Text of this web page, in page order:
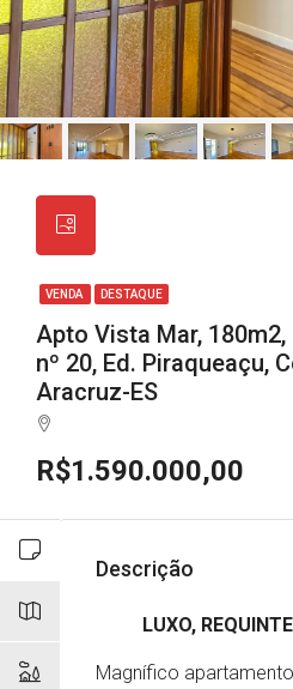
VENDA DESTAQUE
Apto Vista Mar,
nº 20, Ed. Piraqueaçu,
Aracruz-ES
R$1.590.000,00
Descrição
LUXO,
Magnífico